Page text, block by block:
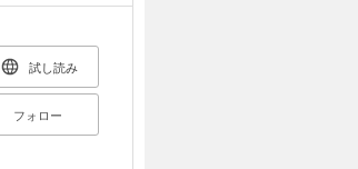
試し読み
フォロー